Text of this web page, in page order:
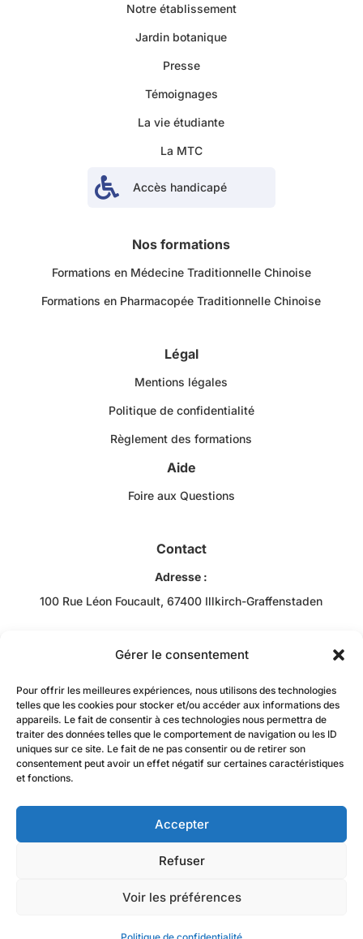
Gérer le consentement
Pour offrir les meilleures expériences, nous utilisons des technologies
telles que les cookies pour stocker et/ou accéder aux informations des
appareils. Le fait de consentir à ces technologies nous permettra de
traiter des données telles que le comportement de navigation ou les ID
uniques sur ce site. Le fait de ne pas consentir ou de retirer son
consentement peut avoir un effet négatif sur certaines caractéristiques
et fonctions.
Accepter
Refuser
Voir les préférences
Notre établissement
Jardin botanique
Presse
Témoignages
La vie étudiante
La MTC
 Accès handicapé
Nos formations
Formations en Médecine Traditionnelle Chinoise
Formations en Pharmacopée Traditionnelle Chinoise
Légal
Mentions légales
Politique de confidentialité
Règlement des formations
Aide
Foire aux Questions
Contact
Adresse :
100 Rue Léon Foucault, 67400 Illkirch-Graffenstaden
Bob RACHIDI
contact@jzacademie-mtc.fr
catégorie d’action suivante :actions de formation